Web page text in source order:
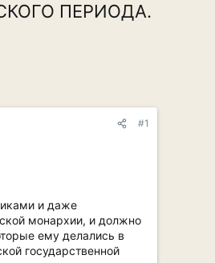
ПЕРИОДА.
#1
и даже
монархии, и должно
ему делались в
государственной